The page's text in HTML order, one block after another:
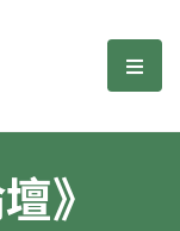
選
》